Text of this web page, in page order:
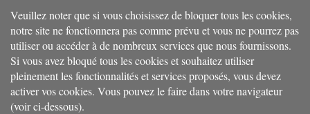
Veuillez noter que si vous choisissez de bloquer tous les cookies,
notre site ne fonctionnera pas comme prévu et vous ne pourrez pas
utiliser ou accéder à de nombreux services que nous fournissons.
Si vous avez bloqué tous les cookies et souhaitez utiliser
pleinement les fonctionnalités et services proposés, vous devez
activer vos cookies. Vous pouvez le faire dans votre navigateur
(voir ci-dessous).